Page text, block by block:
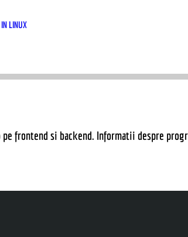
LINUX
frontend si backend. Informatii despre